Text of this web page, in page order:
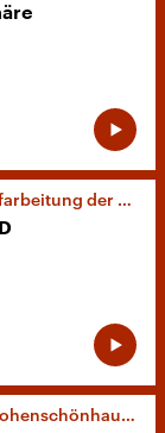
DDR-Vergangenheit